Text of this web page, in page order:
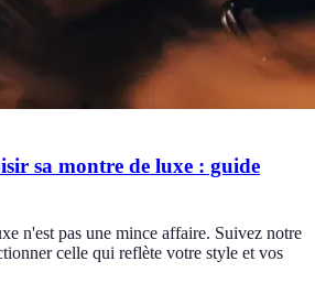
sa montre de luxe : guide
n'est pas une mince affaire. Suivez notre
celle qui reflète votre style et vos